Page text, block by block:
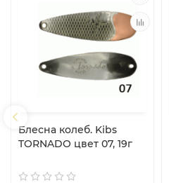
Блесна колеб. Kibs
TORNADO цвет 07, 19г